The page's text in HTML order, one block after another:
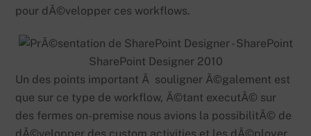
pour dÃ©velopper ces workflows.
SharePoint Designer 2010
Un des points important Ã souligner Ã©galement est
que sur ce type de workflow, Ã©tant executÃ© sur
des fermes on-premise nous avions la possibilitÃ© de